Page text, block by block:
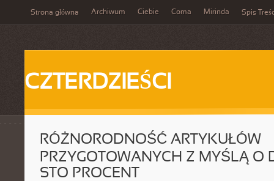
Strona główna Archiwum Ciebie Coma Mirinda Spis
CZTERDZIEŚCI
RÓŻNORODNOŚĆ ARTYKUŁÓW
PRZYGOTOWANYCH Z MYŚLĄ O
STO PROCENT